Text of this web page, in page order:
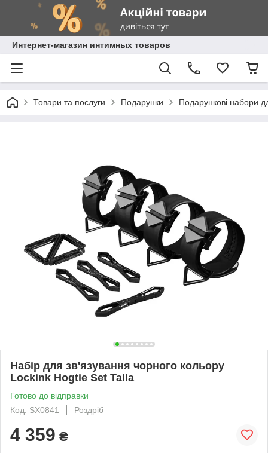
Интернет-магазин интимных товаров
Товари та послуги Подарунки Подарункові набори
Набір для зв'язування чорного кольору
Lockink Hogtie Set Talla
Готово до відправки
Код: SX0841
Роздріб
4 359 ₴